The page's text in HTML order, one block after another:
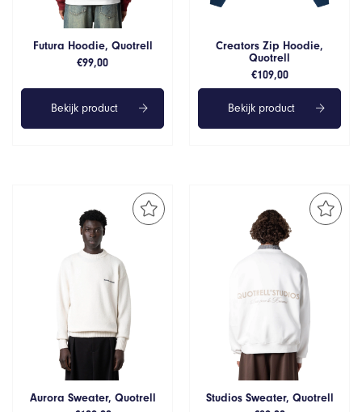
Futura Hoodie, Quotrell
€99,00
Bekijk product
Creators Zip Hoodie,
Quotrell
€109,00
Bekijk product
Aurora Sweater, Quotrell
Studios Sweater, Quotrell